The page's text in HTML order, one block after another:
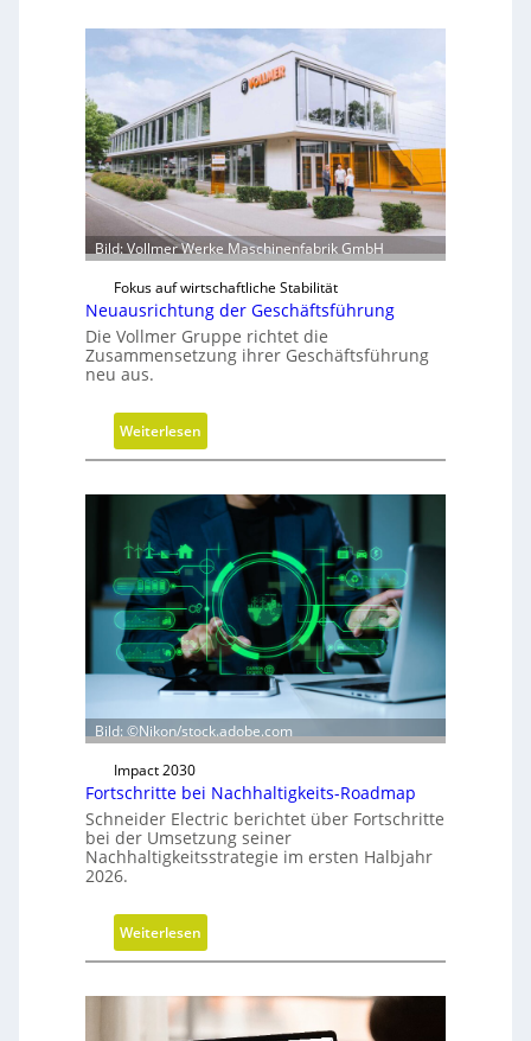
g
k
u
u
m
w
i
r
m
o
b
i
l
Bild: Vollmer Werke Maschinenfabrik GmbH
Fokus auf wirtschaftliche Stabilität
Neuausrichtung der Geschäftsführung
Die Vollmer Gruppe richtet die
Zusammensetzung ihrer Geschäftsführung
neu aus.
Weiterlesen:
N
a
u
s
r
i
c
h
u
d
e
r
s
c
ä
f
Bild: ©Nikon/stock.adobe.com
Impact 2030
Fortschritte bei Nachhaltigkeits-Roadmap
Schneider Electric berichtet über Fortschritte
bei der Umsetzung seiner
Nachhaltigkeitsstrategie im ersten Halbjahr
2026.
Weiterlesen:
F